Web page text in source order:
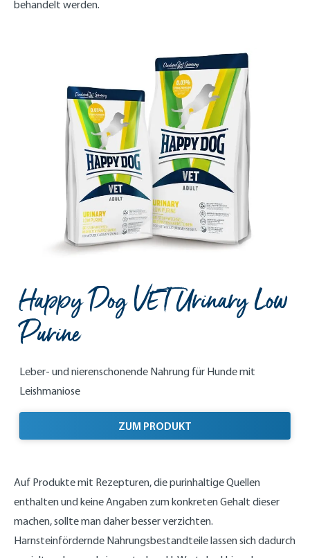
behandelt werden.
Happy Dog VET Urinary Low
Purine
Leber- und nierenschonende Nahrung für Hunde mit
Leishmaniose
ZUM PRODUKT
Auf Produkte mit Rezepturen, die purinhaltige Quellen
enthalten und keine Angaben zum konkreten Gehalt dieser
machen, sollte man daher besser verzichten.
Harnsteinfördernde Nahrungsbestandteile lassen sich dadurch